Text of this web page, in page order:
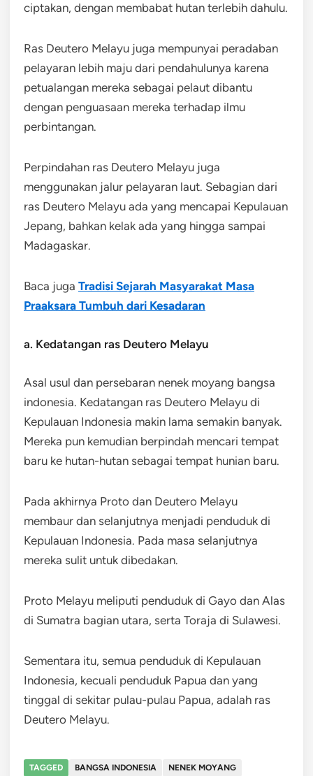
ciptakan, dengan membabat hutan terlebih dahulu.
Ras Deutero Melayu juga mempunyai peradaban
pelayaran lebih maju dari pendahulunya karena
petualangan mereka sebagai pelaut dibantu
dengan penguasaan mereka terhadap ilmu
perbintangan.
Perpindahan ras Deutero Melayu juga
menggunakan jalur pelayaran laut. Sebagian dari
ras Deutero Melayu ada yang mencapai Kepulauan
Jepang, bahkan kelak ada yang hingga sampai
Madagaskar.
Baca juga Tradisi Sejarah Masyarakat Masa
Praaksara Tumbuh dari Kesadaran
a. Kedatangan ras Deutero Melayu
Asal usul dan persebaran nenek moyang bangsa
indonesia. Kedatangan ras Deutero Melayu di
Kepulauan Indonesia makin lama semakin banyak.
Mereka pun kemudian berpindah mencari tempat
baru ke hutan-hutan sebagai tempat hunian baru.
Pada akhirnya Proto dan Deutero Melayu
membaur dan selanjutnya menjadi penduduk di
Kepulauan Indonesia. Pada masa selanjutnya
mereka sulit untuk dibedakan.
Proto Melayu meliputi penduduk di Gayo dan Alas
di Sumatra bagian utara, serta Toraja di Sulawesi.
Sementara itu, semua penduduk di Kepulauan
Indonesia, kecuali penduduk Papua dan yang
tinggal di sekitar pulau-pulau Papua, adalah ras
Deutero Melayu.
TAGGED BANGSA INDONESIA NENEK MOYANG